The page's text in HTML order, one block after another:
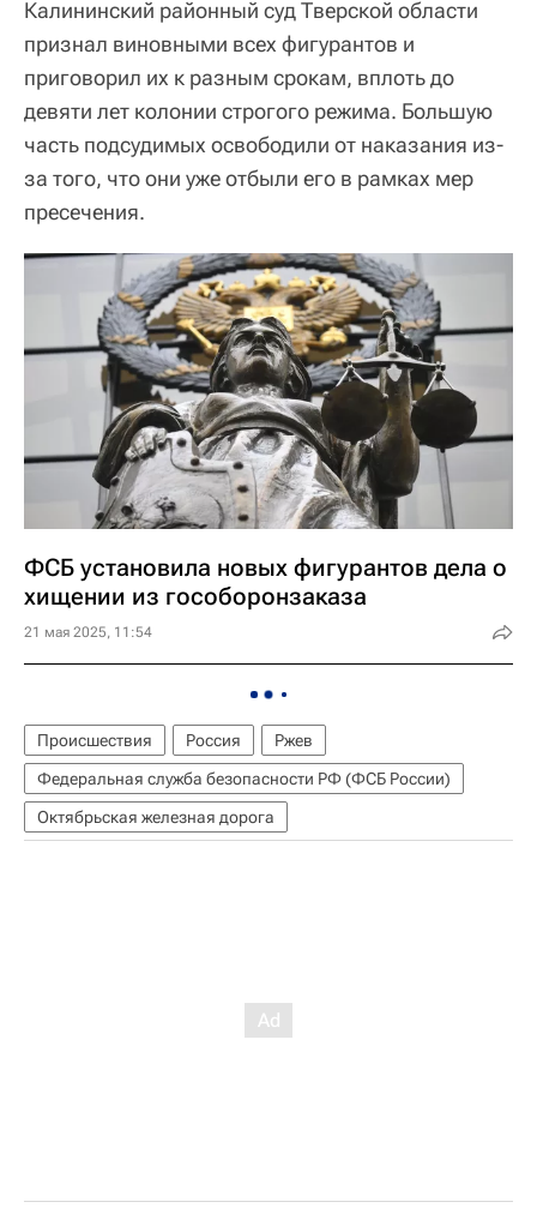
Калининский районный суд Тверской области
признал виновными всех фигурантов и
приговорил их к разным срокам, вплоть до
девяти лет колонии строгого режима. Большую
часть подсудимых освободили от наказания из-
за того, что они уже отбыли его в рамках мер
пресечения.
ФСБ установила новых фигурантов дела о
хищении из гособоронзаказа
21 мая 2025, 11:54
Происшествия Россия
Ржев
Федеральная служба безопасности РФ (ФСБ России)
Октябрьская железная дорога